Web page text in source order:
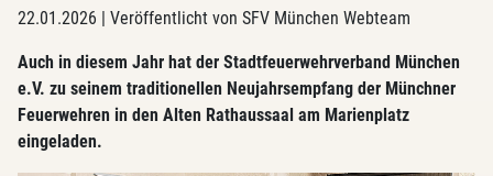
22.01.2026 | Veröffentlicht von SFV München Webteam
Auch in diesem Jahr hat der Stadtfeuerwehrverband München
e.V. zu seinem traditionellen Neujahrsempfang der Münchner
Feuerwehren in den Alten Rathaussaal am Marienplatz
eingeladen.